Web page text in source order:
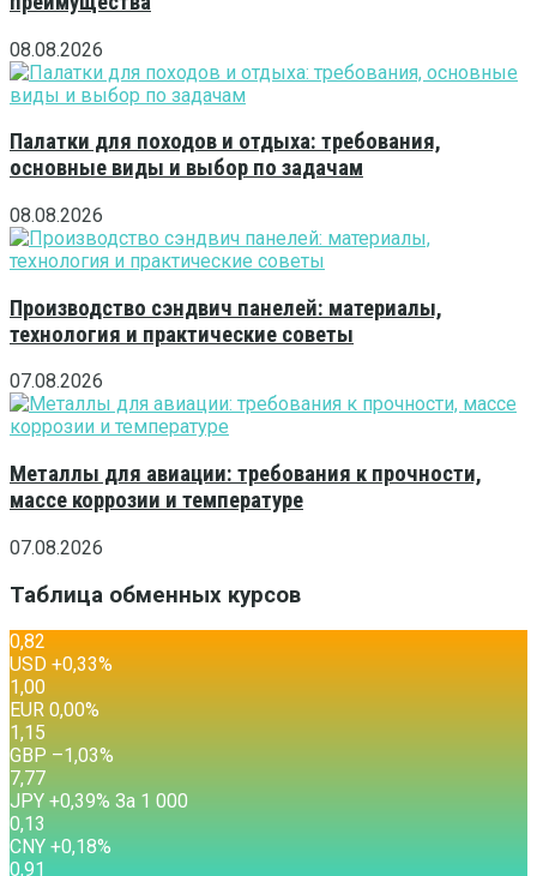
08.08.2026
Палатки для походов и отдыха: требования,
основные виды и выбор по задачам
08.08.2026
Производство сэндвич панелей: материалы,
технология и практические советы
07.08.2026
Металлы для авиации: требования к прочности,
массе коррозии и температуре
07.08.2026
Таблица обменных курсов
0,82
USD +0,33%
1,00
EUR 0,00%
1,15
GBP –1,03%
7,77
JPY +0,39% За 1 000
0,13
CNY +0,18%
0,91